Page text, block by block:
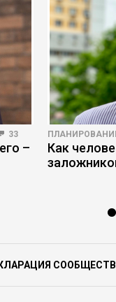
33
–
Как